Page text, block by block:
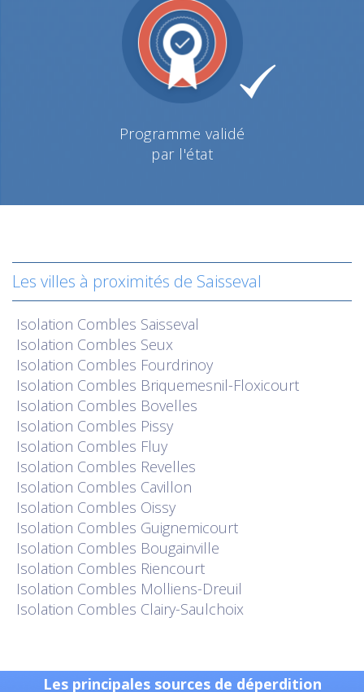
Programme validé
par l'état
Les villes à proximités de Saisseval
Isolation Combles Saisseval
Isolation Combles Seux
Isolation Combles Fourdrinoy
Isolation Combles Briquemesnil-Floxicourt
Isolation Combles Bovelles
Isolation Combles Pissy
Isolation Combles Fluy
Isolation Combles Revelles
Isolation Combles Cavillon
Isolation Combles Oissy
Isolation Combles Guignemicourt
Isolation Combles Bougainville
Isolation Combles Riencourt
Isolation Combles Molliens-Dreuil
Isolation Combles Clairy-Saulchoix
Les principales sources de déperdition